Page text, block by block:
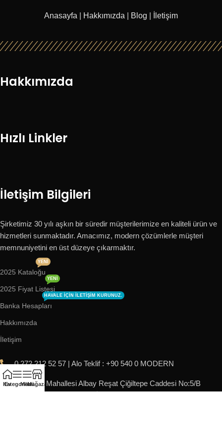
Anasayfa Hakkımızda Blog İletişim
Hakkımızda
Hızlı Linkler
İletişim Bilgileri
Şirketimiz 30 yılı aşkın bir süredir müşterilerimize en kaliteli ürün ve
hizmetleri sunmaktadır. Amacımız, modern çözümlerle müşteri
memnuniyetini en üst düzeye çıkarmaktır.
2025 Kataloğu
YENI
2025 Fiyat Listesi
YENI
Banka Hesapları
HAVALE IÇIN ILETIŞIM KURUNUZ.
Hakkımızda
İletişim
0.272 212 52 57 | Alo Teklif : +90 540 0 MODERN
Karaman Mahallesi Albay Reşat Çiğiltepe Caddesi No:5/B
Ev
Kategoriler
MenüMağaza